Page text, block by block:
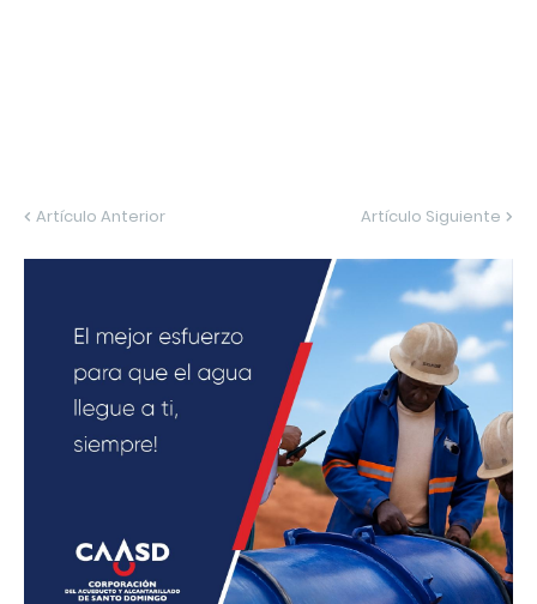
Artículo Anterior Artículo Siguiente